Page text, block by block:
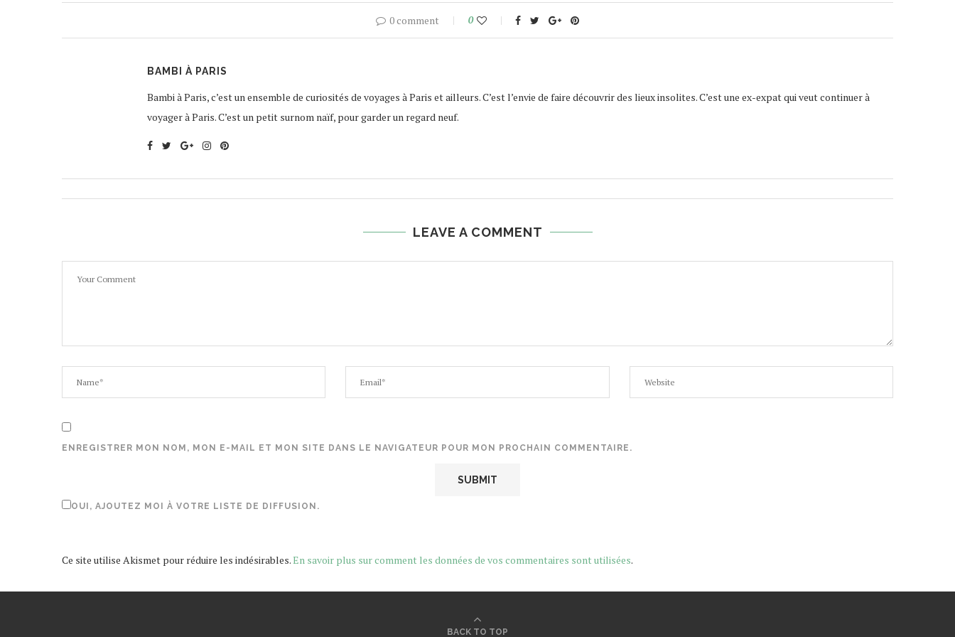
0 comment 0
BAMBI À PARIS
Bambi à Paris, c’est un ensemble de curiosités de voyages à Paris et ailleurs. C’est l’envie de faire découvrir des lieux insolites. C’est une ex-expat qui veut continuer à
voyager à Paris. C’est un petit surnom naïf, pour garder un regard neuf.
LEAVE A COMMENT
ENREGISTRER MON NOM, MON E-MAIL ET MON SITE DANS LE NAVIGATEUR POUR MON PROCHAIN COMMENTAIRE.
OUI, AJOUTEZ MOI À VOTRE LISTE DE DIFFUSION.
Ce site utilise Akismet pour réduire les indésirables.En savoir plus sur comment les données de vos commentaires sont utilisées.
BACK TO TOP